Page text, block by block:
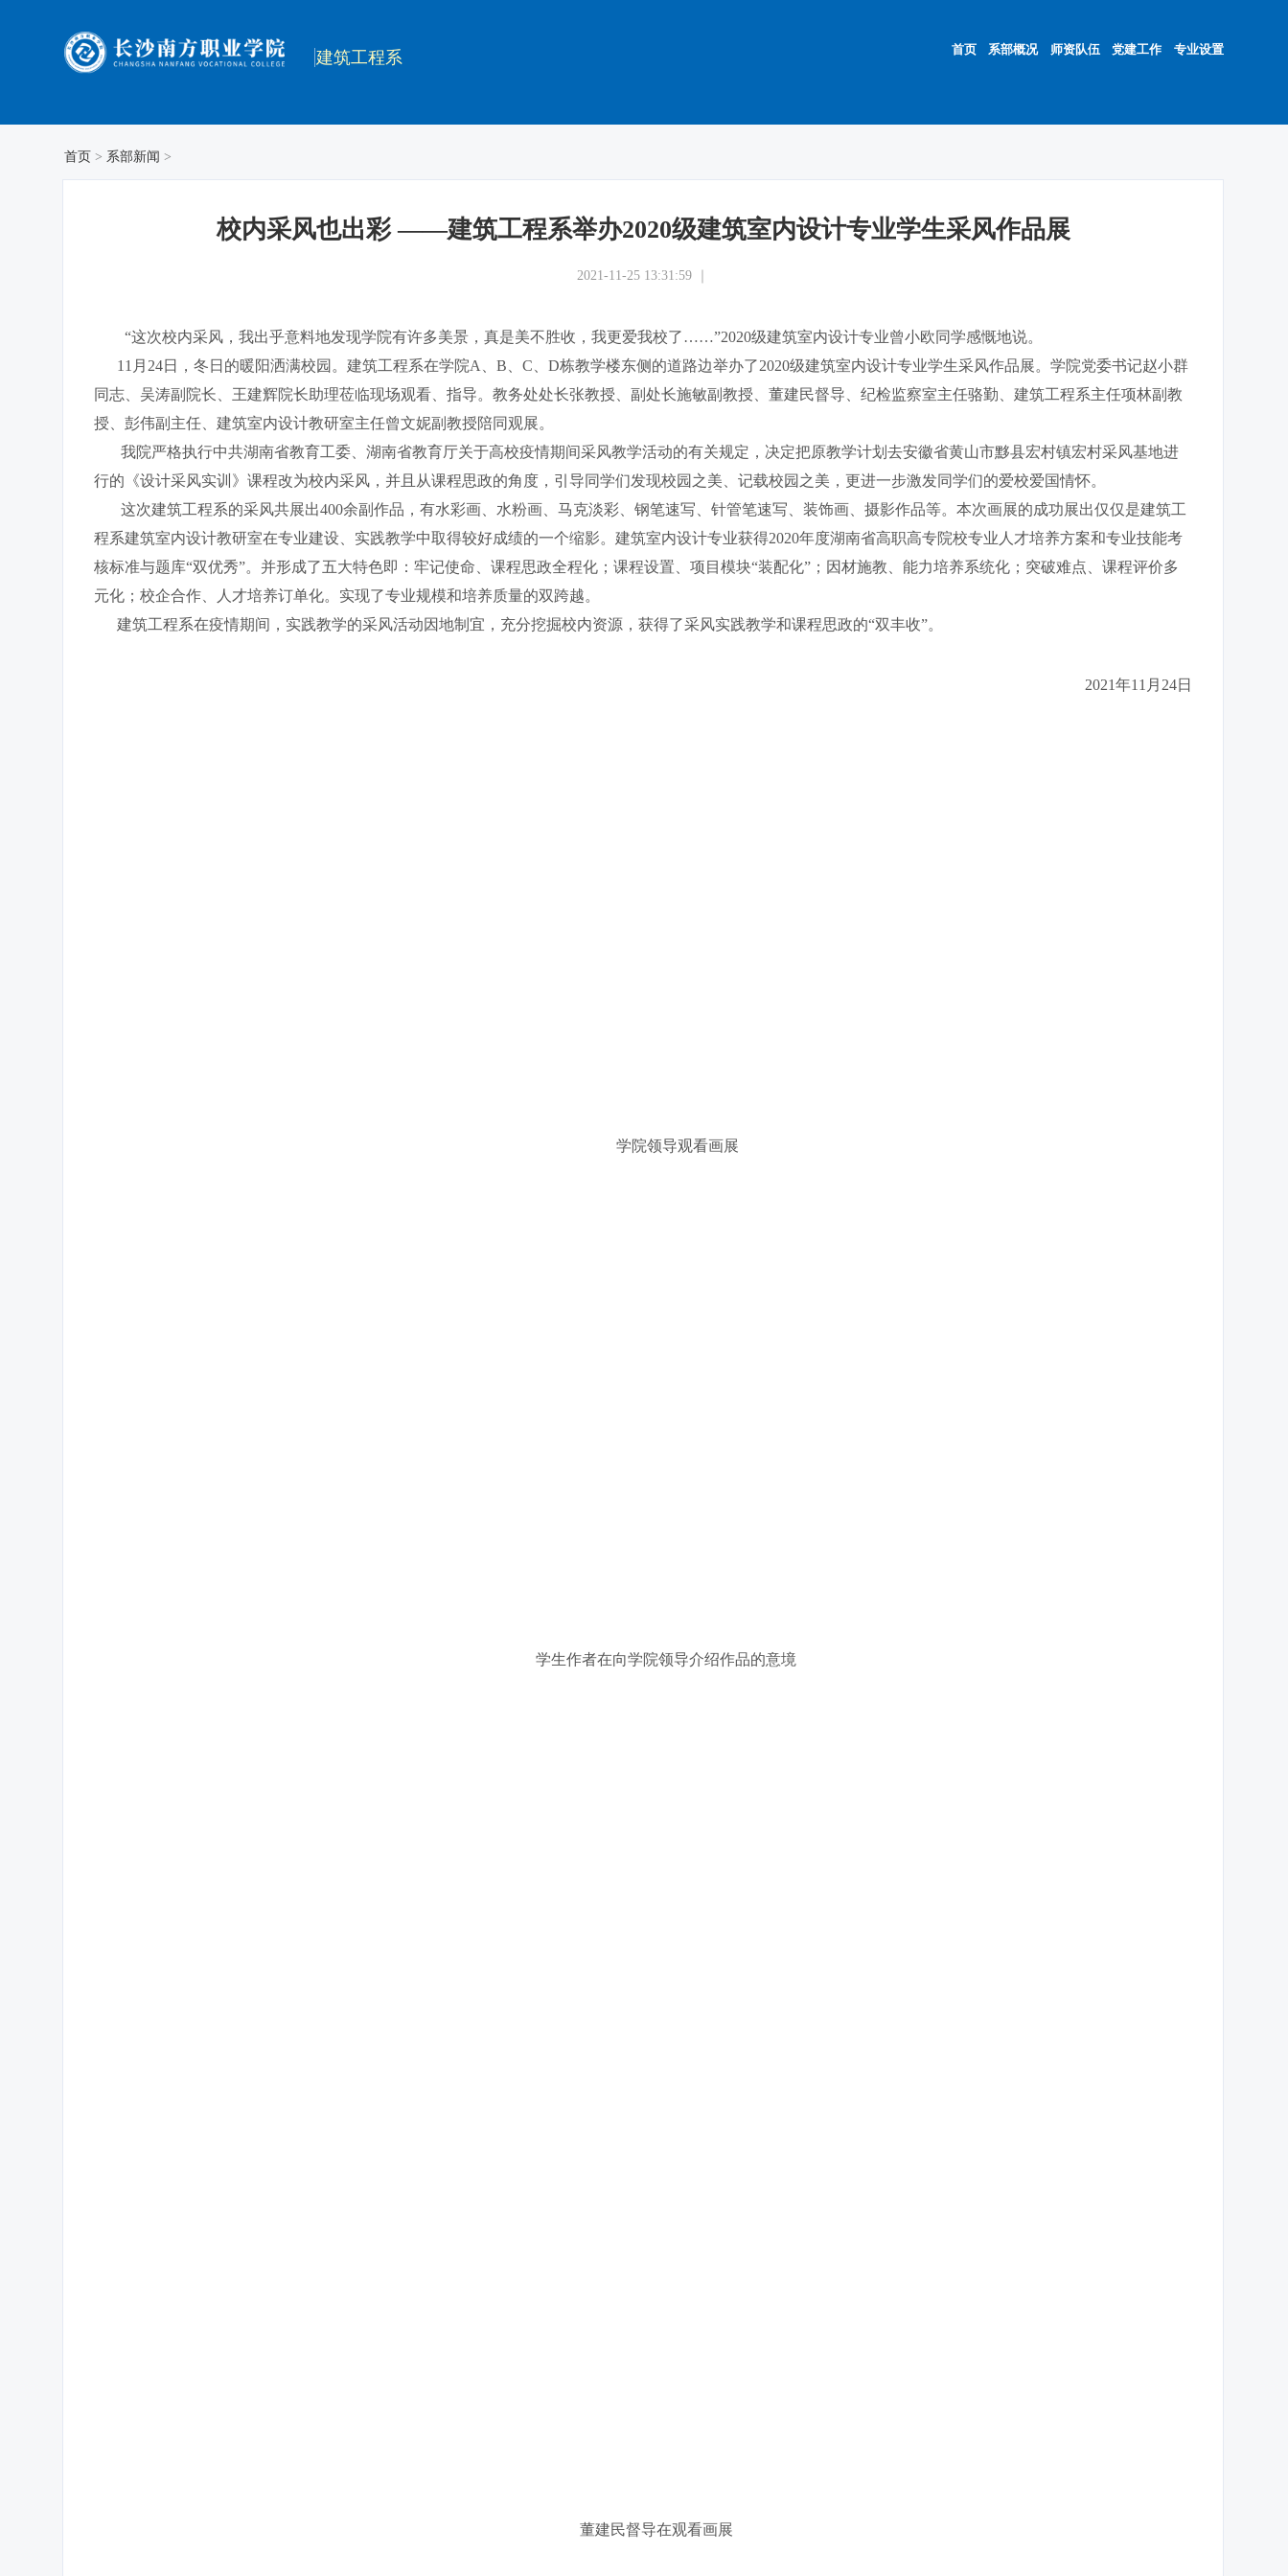
建筑工程系 专业设置
党建工作
师资队伍
系部概况
首页
首页 > 系部新闻 >
校内采风也出彩 ——建筑工程系举办2020级建筑室内设计专业学生采风作品展
2021-11-25 13:31:59 ｜
“这次校内采风，我出乎意料地发现学院有许多美景，真是美不胜收，我更爱我校了……”2020级建筑室内设计专业曾小欧同学感慨地说。
11月24日，冬日的暖阳洒满校园。建筑工程系在学院A、B、C、D栋教学楼东侧的道路边举办了2020级建筑室内设计专业学生采风作品展。学院党委书记赵小群
同志、吴涛副院长、王建辉院长助理莅临现场观看、指导。教务处处长张教授、副处长施敏副教授、董建民督导、纪检监察室主任骆勤、建筑工程系主任项林副教
授、彭伟副主任、建筑室内设计教研室主任曾文妮副教授陪同观展。
我院严格执行中共湖南省教育工委、湖南省教育厅关于高校疫情期间采风教学活动的有关规定，决定把原教学计划去安徽省黄山市黟县宏村镇宏村采风基地进
行的《设计采风实训》课程改为校内采风，并且从课程思政的角度，引导同学们发现校园之美、记载校园之美，更进一步激发同学们的爱校爱国情怀。
这次建筑工程系的采风共展出400余副作品，有水彩画、水粉画、马克淡彩、钢笔速写、针管笔速写、装饰画、摄影作品等。本次画展的成功展出仅仅是建筑工
程系建筑室内设计教研室在专业建设、实践教学中取得较好成绩的一个缩影。建筑室内设计专业获得2020年度湖南省高职高专院校专业人才培养方案和专业技能考
核标准与题库“双优秀”。并形成了五大特色即：牢记使命、课程思政全程化；课程设置、项目模块“装配化”；因材施教、能力培养系统化；突破难点、课程评价多
元化；校企合作、人才培养订单化。实现了专业规模和培养质量的双跨越。
建筑工程系在疫情期间，实践教学的采风活动因地制宜，充分挖掘校内资源，获得了采风实践教学和课程思政的“双丰收”。
2021年11月24日
学院领导观看画展
学生作者在向学院领导介绍作品的意境
董建民督导在观看画展